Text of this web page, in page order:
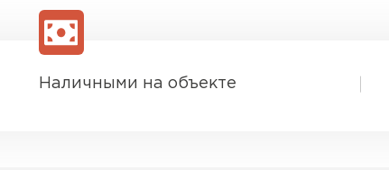
Наличными на объекте